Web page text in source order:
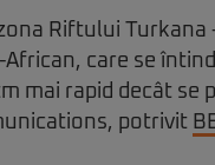
Riftului
care se
mai rapid decât se
potrivit